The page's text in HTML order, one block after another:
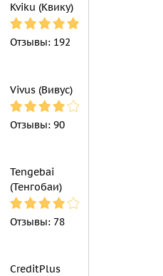
Kviku (Квику)
Отзывы: 192
Vivus (Вивус)
Отзывы: 90
Tengebai
(Тенгобаи)
Отзывы: 78
CreditPlus